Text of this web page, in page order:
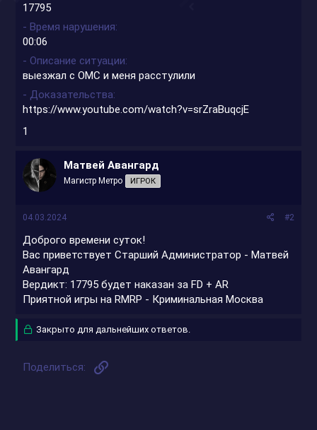
17795
- Время нарушения
00:06
- Описание ситуации
выезжал с ОМС и меня расстулили
- Доказательства
https://www.youtube.com/watch?v=srZraBuqcjE
1
Матвей Авангард
Магистр Метро ИГРОК
04.03.2024 #2
Доброго времени суток!
Вас приветствует Старший Администратор - Матвей
Авангард
Вердикт: 17795 будет наказан за FD + AR
Приятной игры на RMRP - Криминальная Москва
Закрыто для дальнейших ответов.
Поделиться: